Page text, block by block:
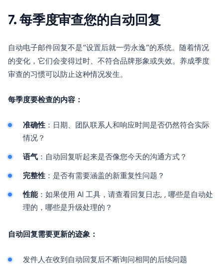
7. 每季度审查您的自动回复
自动电子邮件回复不是“设置后就一劳永逸”的系统。随着情况
的变化，它们会变得过时、不符合品牌形象或失效。养成季度
审查的习惯可以防止这种情况发生。
每季度要检查的内容：
准确性 ：日期、团队联系人和响应时间是否仍然符合实际
情况？
语气 ：自动回复听起来是否像您今天的沟通方式？
完整性 ：是否有需要涵盖的新重复性问题？
性能：如果使用 AI 工具，请查看回复日志, , 哪些是自动处
理的，哪些是升级处理的？
自动回复需要更新的迹象：
发件人在收到自动回复后不断询问相同的后续问题